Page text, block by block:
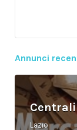
Annunci
Lazio